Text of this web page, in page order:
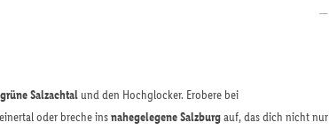
grüne Salzachtal und den Hochglocker. Erobere bei
oder breche insnahegelegene Salzburgauf, das dich nicht nur